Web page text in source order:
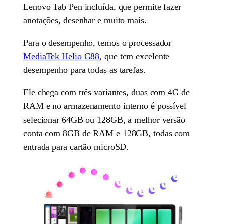
Lenovo Tab Pen incluída, que permite fazer
anotações, desenhar e muito mais.
Para o desempenho, temos o processador
MediaTek Helio G88, que tem excelente
desempenho para todas as tarefas.
Ele chega com três variantes, duas com 4G de
RAM e no armazenamento interno é possível
selecionar 64GB ou 128GB, a melhor versão
conta com 8GB de RAM e 128GB, todas com
entrada para cartão microSD.